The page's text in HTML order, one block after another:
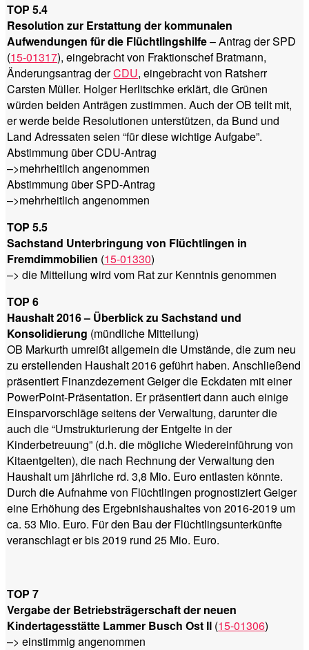
TOP 5.4
Resolution zur Erstattung der kommunalen
Aufwendungen für die Flüchtlingshilfe– Antrag der SPD
(15-01317), eingebracht von Fraktionschef Bratmann,
Änderungsantrag derCDU, eingebracht von Ratsherr
Carsten Müller. Holger Herlitschke erklärt, die Grünen
würden beiden Anträgen zustimmen. Auch der OB teilt mit,
er werde beide Resolutionen unterstützen, da Bund und
Land Adressaten seien “für diese wichtige Aufgabe”.
Abstimmung über CDU-Antrag
–>mehrheitlich angenommen
Abstimmung über SPD-Antrag
–>mehrheitlich angenommen
TOP 5.5
Sachstand Unterbringung von Flüchtlingen in
Fremdimmobilien (15-01330)
–> die Mitteilung wird vom Rat zur Kenntnis genommen
TOP 6
Haushalt 2016 – Überblick zu Sachstand und
Konsolidierung (mündliche Mitteilung)
OB Markurth umreißt allgemein die Umstände, die zum neu
zu erstellenden Haushalt 2016 geführt haben. Anschließend
präsentiert Finanzdezernent Geiger die Eckdaten mit einer
PowerPoint-Präsentation. Er präsentiert dann auch einige
Einsparvorschläge seitens der Verwaltung, darunter die
auch die “Umstrukturierung der Entgelte in der
Kinderbetreuung” (d.h. die mögliche Wiedereinführung von
Kitaentgelten), die nach Rechnung der Verwaltung den
Haushalt um jährliche rd. 3,8 Mio. Euro entlasten könnte.
Durch die Aufnahme von Flüchtlingen prognostiziert Geiger
eine Erhöhung des Ergebnishaushaltes von 2016-2019 um
ca. 53 Mio. Euro. Für den Bau der Flüchtlingsunterkünfte
veranschlagt er bis 2019 rund 25 Mio. Euro.
TOP 7
Vergabe der Betriebsträgerschaft der neuen
Kindertagesstätte Lammer Busch Ost II (15-01306)
–> einstimmig angenommen